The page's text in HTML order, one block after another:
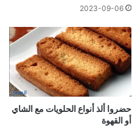
2023-09-06
حضروا ألذ أنواع الحلويات مع الشاي
أو القهوة